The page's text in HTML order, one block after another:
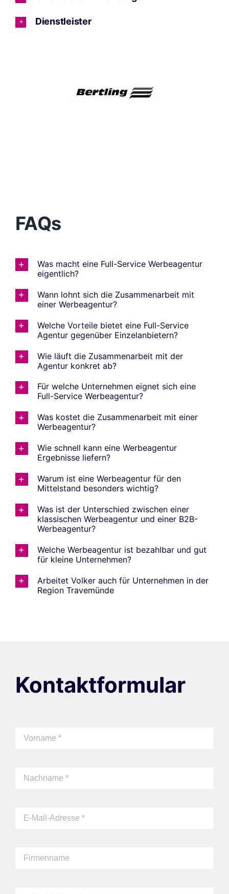
Dienstleister
FAQs
Was macht eine Full-Service Werbeagentur
eigentlich?
Wann lohnt sich die Zusammenarbeit mit
einer Werbeagentur?
Welche Vorteile bietet eine Full-Service
Agentur gegenüber Einzelanbietern?
Wie läuft die Zusammenarbeit mit der
Agentur konkret ab?
Für welche Unternehmen eignet sich eine
Full-Service Werbeagentur?
Was kostet die Zusammenarbeit mit einer
Werbeagentur?
Wie schnell kann eine Werbeagentur
Ergebnisse liefern?
Warum ist eine Werbeagentur für den
Mittelstand besonders wichtig?
Was ist der Unterschied zwischen einer
klassischen Werbeagentur und einer B2B-
Werbeagentur?
Welche Werbeagentur ist bezahlbar und gut
für kleine Unternehmen?
Arbeitet Volker auch für Unternehmen in der
Region Travemünde
Kontaktformular